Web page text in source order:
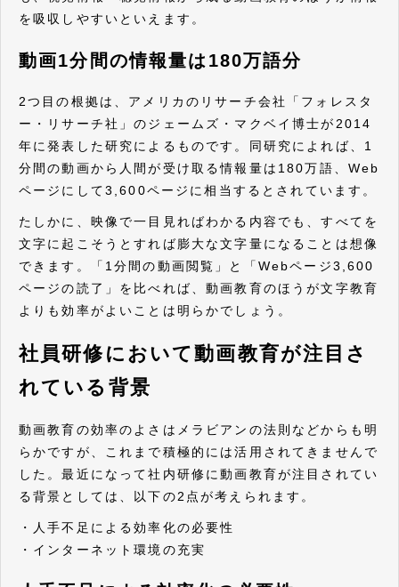
を吸収しやすいといえます。
動画1分間の情報量は180万語分
2つ目の根拠は、アメリカのリサーチ会社「フォレスタ
ー・リサーチ社」のジェームズ・マクベイ博士が2014
年に発表した研究によるものです。同研究によれば、1
分間の動画から人間が受け取る情報量は180万語、Web
ページにして3,600ページに相当するとされています。
たしかに、映像で一目見ればわかる内容でも、すべてを
文字に起こそうとすれば膨大な文字量になることは想像
できます。「1分間の動画閲覧」と「Webページ3,600
ページの読了」を比べれば、動画教育のほうが文字教育
よりも効率がよいことは明らかでしょう。
社員研修において動画教育が注目さ
れている背景
動画教育の効率のよさはメラビアンの法則などからも明
らかですが、これまで積極的には活用されてきませんで
した。最近になって社内研修に動画教育が注目されてい
る背景としては、以下の2点が考えられます。
・人手不足による効率化の必要性
・インターネット環境の充実